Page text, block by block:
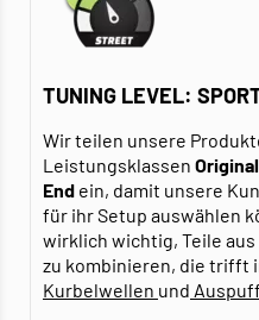
TUNING LEVEL:
Wir teilen unsere
Leistungsklassen Original
End ein, damit unsere
für ihr Setup auswählen
wirklich wichtig, Teile
zu kombinieren, die trifft
Kurbelwellen und